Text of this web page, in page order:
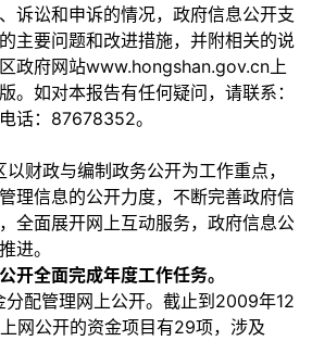
诉讼和申诉的情况，政府信息公开支
主要问题和改进措施，并附相关的说
政府网站www.hongshan.gov.cn上
。如对本报告有任何疑问，请联系：
话：87678352。
政与编制政务公开为工作重点，
理信息的公开力度，不断完善政府信
全面展开网上互动服务，政府信息公
进。
开全面完成年度工作任务。
配管理网上公开。截止到2009年12
网公开的资金项目有29项，涉及